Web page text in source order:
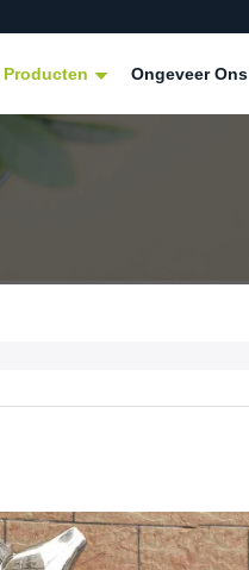
Producten Ongeveer Ons